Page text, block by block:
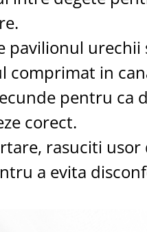
pavilionul urechii
comprimat in
pentru ca
corect.
rasuciti usor
a evita